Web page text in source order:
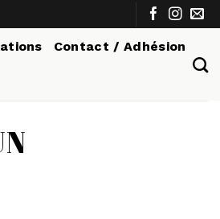
Contact / Adhésion